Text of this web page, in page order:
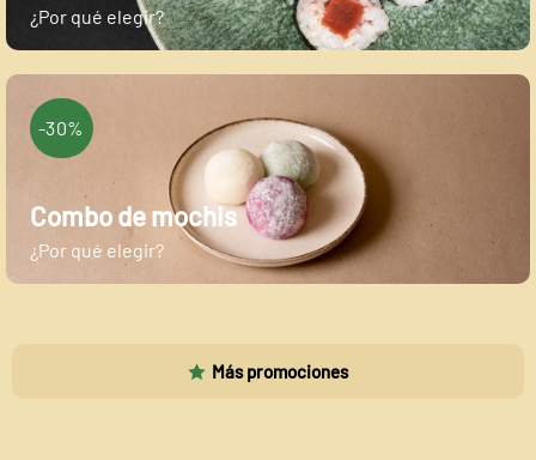
¿Por qué elegir?
-30%
Combo de mochis
¿Por qué elegir?
Más promociones